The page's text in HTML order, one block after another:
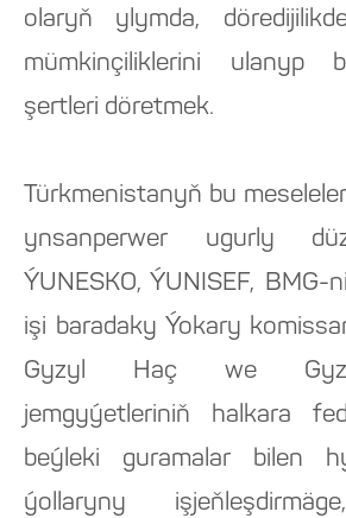
olaryň ylymda,
mümkinçiliklerini ulanyp
şertleri döretmek.
Türkmenistanyň bu
ynsanperwer ugurly
ÝUNESKO, ÝUNISEF, BMG-
işi baradaky Ýokary
Gyzyl Haç we
jemgyýetleriniň halkara
beýleki guramalar bilen
ýollaryny